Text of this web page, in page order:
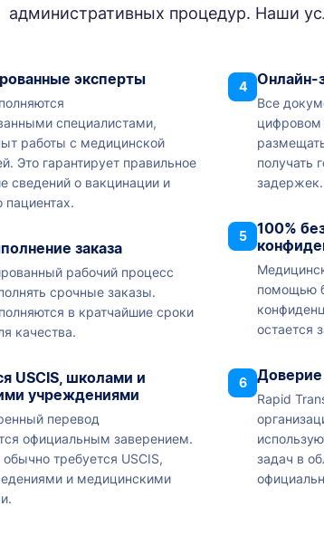
административных процедур. Наши
эксперты
специалистами,
работы с медицинской
Это гарантирует правильное
сведений о вакцинации и
заказа
рабочий процесс
срочные заказы.
в кратчайшие сроки
качества.
USCIS, школами и
учреждениями
перевод
официальным заверением.
требуется USCIS,
и медицинскими
4 Онлайн-
Все
цифровом
получать
задержек.
5
100%
помощью
остается
6
Rapid
задач в